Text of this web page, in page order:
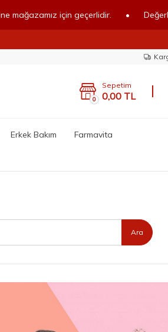
için geçerlidir. • Değerli
0
Sepetim
0,00 TL
Erkek Bakım Farmavita
Ara